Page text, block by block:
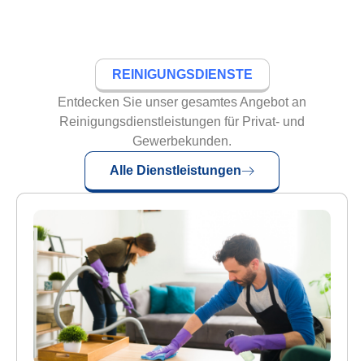
REINIGUNGSDIENSTE
Entdecken Sie unser gesamtes Angebot an
Reinigungsdienstleistungen für Privat- und
Gewerbekunden.
Alle Dienstleistungen